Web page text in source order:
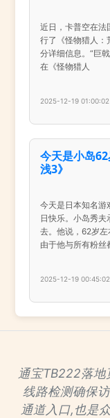
近日，卡普空在
行了《怪物猎人：
分详细信息。“巨
在《怪物猎人
2025-12-19 01:00:02
今天是小岛
浅3》
今天是日本知名游
日快乐。小岛秀
去。他说，62岁左
由于他与所有粉丝
2025-12-19 00:45:02
通宝TB222落
线路检测确保
通道入口,也是